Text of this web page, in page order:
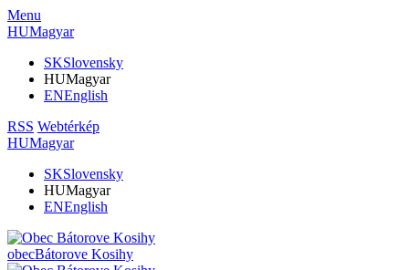
Menu
HUMagyar
SKSlovensky
HUMagyar
ENEnglish
RSS Webtérkép
HUMagyar
SKSlovensky
HUMagyar
ENEnglish
obecBátorove Kosihy